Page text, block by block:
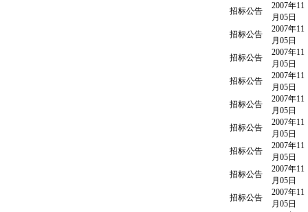
招标公告
2007年11
月05日
招标公告
2007年11
月05日
招标公告
2007年11
月05日
招标公告
2007年11
月05日
招标公告
2007年11
月05日
招标公告
2007年11
月05日
招标公告
2007年11
月05日
招标公告
2007年11
月05日
招标公告
2007年11
月05日